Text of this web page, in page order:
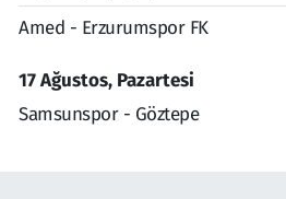
Amed - Erzurumspor FK
17 Ağustos, Pazartesi
Samsunspor - Göztepe